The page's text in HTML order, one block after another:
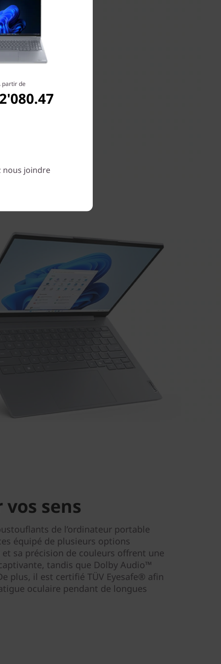
sens
de l’ordinateur portable
équipé de plusieurs options
et sa précision de couleurs offrent une
tandis que Dolby Audio™
plus, il est certifié TÜV Eyesafe® afin
oculaire pendant de longues
partir de
nous joindre